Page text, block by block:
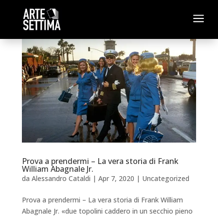
a
Prova a prendermi – La vera storia di Frank
William Abagnale Jr.
da Alessandro Cataldi | Apr 7, 2020 | Uncategorized
Prova a prendermi – La vera storia di Frank William
Abagnale Jr. «due topolini caddero in un secchio pieno